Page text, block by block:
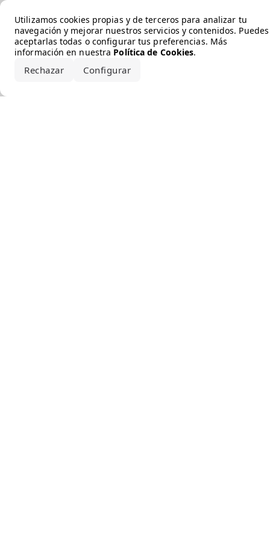
Utilizamos cookies propias y de terceros para analizar tu
navegación y mejorar nuestros servicios y contenidos. Puedes
aceptarlas todas o configurar tus preferencias. Más
información en nuestra Política de Cookies.
Rechazar Configurar
Error loading the brand